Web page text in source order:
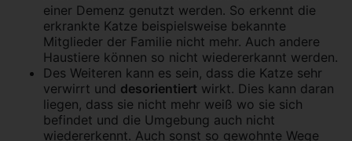
einer Demenz genutzt werden. So erkennt die
erkrankte Katze beispielsweise bekannte
Mitglieder der Familie nicht mehr. Auch andere
Haustiere können so nicht wiedererkannt werden.
Des Weiteren kann es sein, dass die Katze sehr
verwirrt und desorientiert wirkt. Dies kann daran
liegen, dass sie nicht mehr weiß wo sie sich
befindet und die Umgebung auch nicht
wiedererkennt. Auch sonst so gewohnte Wege